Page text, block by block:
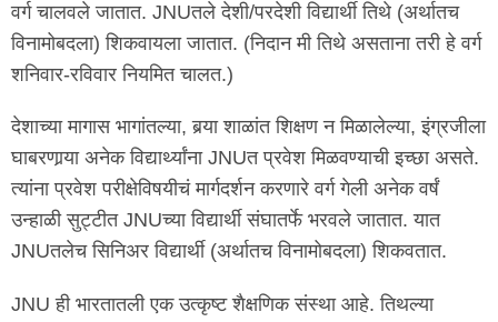
वर्ग चालवले जातात. JNUतले देशी/परदेशी विद्यार्थी तिथे (अर्थातच
विनामोबदला) शिकवायला जातात. (निदान मी तिथे असताना तरी हे वर्ग
शनिवार-रविवार नियमित चालत.)
देशाच्या मागास भागांतल्या, बर्‍या शाळांत शिक्षण न मिळालेल्या, इंग्रजीला
घाबरणार्‍या अनेक विद्यार्थ्यांना JNUत प्रवेश मिळवण्याची इच्छा असते.
त्यांना प्रवेश परीक्षेविषयीचं मार्गदर्शन करणारे वर्ग गेली अनेक वर्षं
उन्हाळी सुट्टीत JNUच्या विद्यार्थी संघातर्फे भरवले जातात. यात
JNUतलेच सिनिअर विद्यार्थी (अर्थातच विनामोबदला) शिकवतात.
JNU ही भारतातली एक उत्कृष्ट शैक्षणिक संस्था आहे. तिथल्या